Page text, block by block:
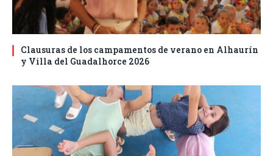
Clausuras de los campamentos de verano en Alhaurín
y Villa del Guadalhorce 2026